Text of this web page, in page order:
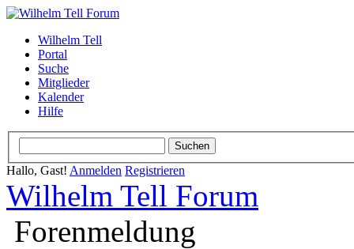
Wilhelm Tell
Portal
Suche
Mitglieder
Kalender
Hilfe
Hallo, Gast! Anmelden Registrieren
Wilhelm Tell Forum
Forenmeldung